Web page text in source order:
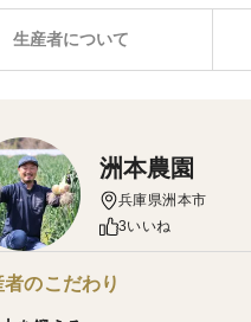
生産者について
洲本農園
兵庫県洲本市
3いいね
者のこだわり